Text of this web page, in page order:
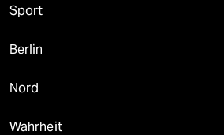
Sport
Berlin
Nord
Wahrheit